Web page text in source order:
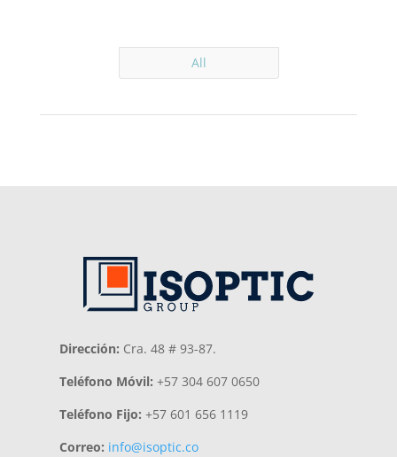
All
Dirección: Cra. 48 # 93-87.
Teléfono Móvil: +57 304 607 0650
Teléfono Fijo: +57 601 656 1119
Correo: info@isoptic.co